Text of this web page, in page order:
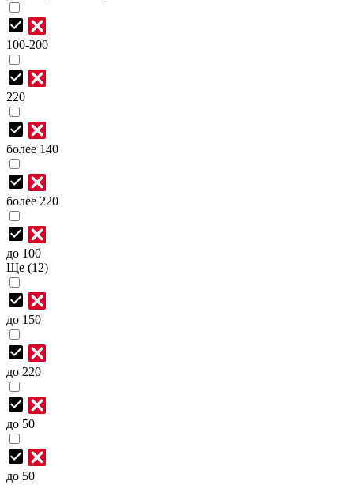
100-200
220
более 140
более 220
до 100
Ще (12)
до 150
до 220
до 50
до 50